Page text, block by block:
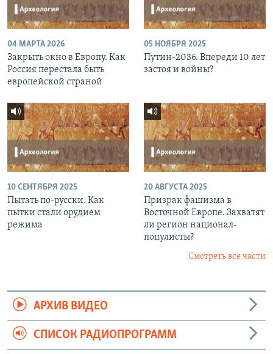
04 МАРТА 2026
Закрыть окно в Европу. Как
Россия перестала быть
европейской страной
05 НОЯБРЯ 2025
Путин-2036. Впереди 10 лет
застоя и войны?
10 СЕНТЯБРЯ 2025
Пытать по-русски. Как
пытки стали орудием
режима
20 АВГУСТА 2025
Призрак фашизма в
Восточной Европе. Захватят
ли регион национал-
популисты?
Смотреть все части
АРХИВ ВИДЕО
СПИСОК РАДИОПРОГРАММ